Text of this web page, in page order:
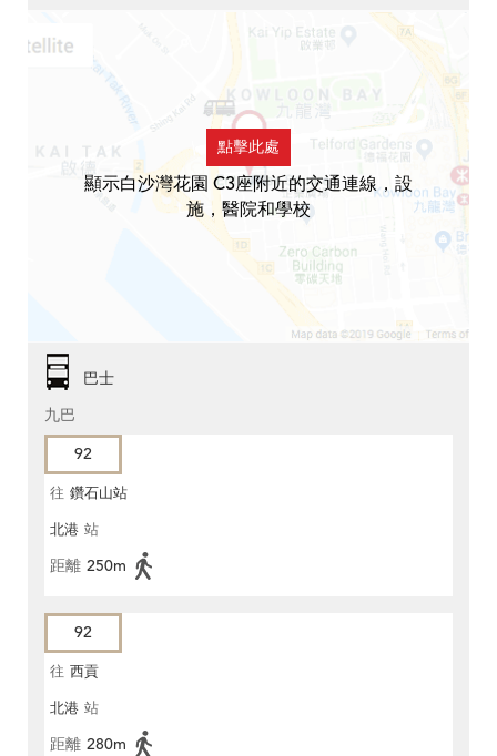
點擊此處
顯示白沙灣花園 C3座附近的交通連線，設
施，醫院和學校
巴士
九巴
92
往 鑽石山站
北港 站
距離 250m
92
往 西貢
北港 站
距離 280m